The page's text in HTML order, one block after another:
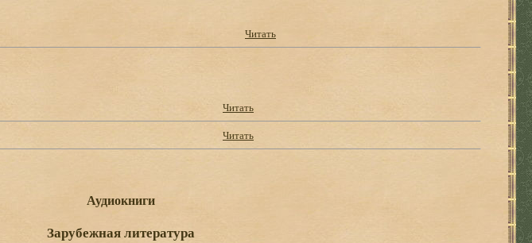
Читать
Читать
Читать
Аудиокниги
Зарубежная литература